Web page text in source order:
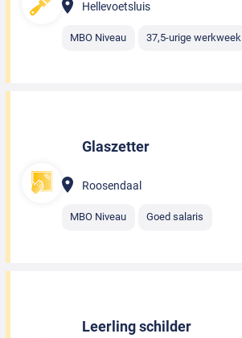
Hellevoetsluis
MBO Niveau 37,5-urige werkweek
Glaszetter
Roosendaal
MBO Niveau Goed salaris
Leerling schilder